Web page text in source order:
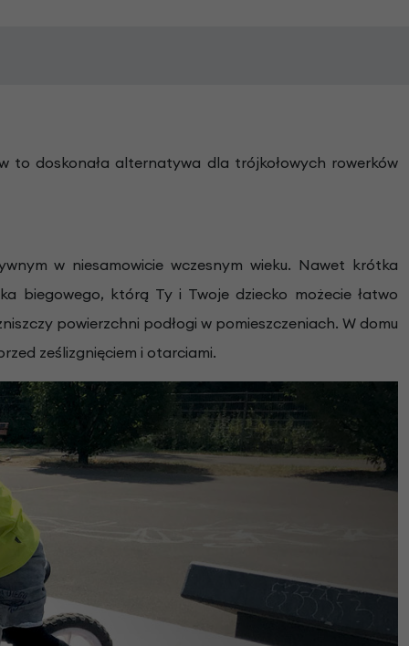
to doskonała alternatywa dla trójkołowych rowerków
w niesamowicie wczesnym wieku. Nawet krótka
biegowego, którą Ty i Twoje dziecko możecie łatwo
powierzchni podłogi w pomieszczeniach. W domu
ześlizgnięciem i otarciami.